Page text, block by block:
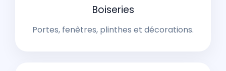
Boiseries
Portes, fenêtres, plinthes et décorations.